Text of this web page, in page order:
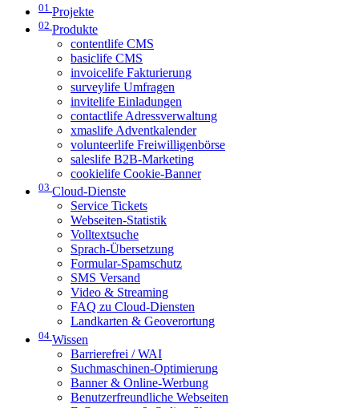
01 Projekte
02 Produkte
contentlife CMS
basiclife CMS
invoicelife Fakturierung
surveylife Umfragen
invitelife Einladungen
contactlife Adressverwaltung
xmaslife Adventkalender
volunteerlife Freiwilligenbörse
saleslife B2B-Marketing
cookielife Cookie-Banner
03 Cloud-Dienste
Service Tickets
Webseiten-Statistik
Volltextsuche
Sprach-Übersetzung
Formular-Spamschutz
SMS Versand
Video & Streaming
FAQ zu Cloud-Diensten
Landkarten & Geoverortung
04 Wissen
Barrierefrei / WAI
Suchmaschinen-Optimierung
Banner & Online-Werbung
Benutzerfreundliche Webseiten